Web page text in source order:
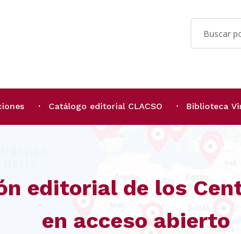
Catálogo editorial CLACSO Biblioteca
editorial de los
en acceso abierto